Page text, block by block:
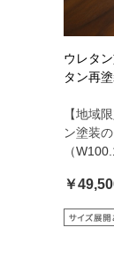
ウレタ
タン再
【地域
ン塗装
（
￥